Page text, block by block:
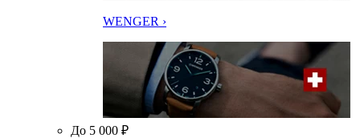
WENGER ›
До 5 000 ₽